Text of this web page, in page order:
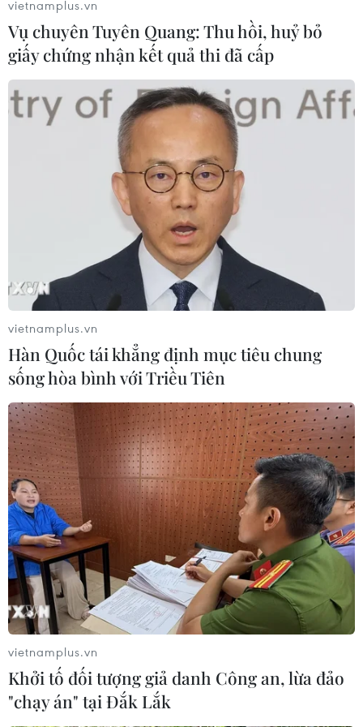
vietnamplus.vn
Vụ chuyên Tuyên Quang: Thu hồi, huỷ bỏ
giấy chứng nhận kết quả thi đã cấp
vietnamplus.vn
Hàn Quốc tái khẳng định mục tiêu chung
sống hòa bình với Triều Tiên
vietnamplus.vn
Khởi tố đối tượng giả danh Công an, lừa đảo
"chạy án" tại Đắk Lắk